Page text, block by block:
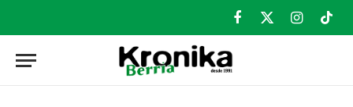
Facebook
X
Instagram